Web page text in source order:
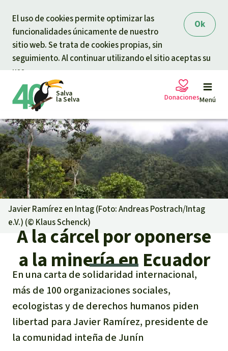
Ok
El uso de cookies permite optimizar las
funcionalidades únicamente de nuestro
sitio web. Se trata de cookies propias, sin
seguimiento. Al continuar utilizando el sitio aceptas su
uso.
Salva
la Selva Menú
Peticiones
Proyectos
Informaciones
Informaciones
Éxitos y Noticias
Suscribirme al boletín
Prensa
Banners Salva la Selva
Temas
Clima
Madera tropical
Biodiversidad
Salva la Selva
Salva la Selva
Acerca de Salva la Selva
40 años Salva la Selva
En los Medios
Búsqueda
Español
Donaciones
Tu donación ayuda
Donación general
Urgen donaciones
Certificados de donación
Preguntas y Respuestas
Donar para un tema
Bienestar animal
Defensa de la selva
Donar para una región
Sudeste de Asia
Javier Ramírez en Intag (Foto: Andreas Postrach/Intag
e.V.) (© Klaus Schenck)
A la cárcel por oponerse
a la minería en Ecuador
En una carta de solidaridad internacional,
más de 100 organizaciones sociales,
ecologistas y de derechos humanos piden
libertad para Javier Ramírez, presidente de
la comunidad inteña de Junín